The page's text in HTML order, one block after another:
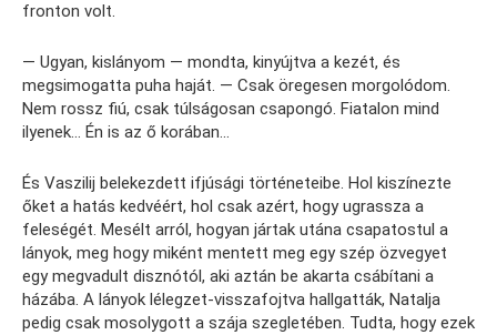
fronton volt.
— Ugyan, kislányom — mondta, kinyújtva a kezét, és
megsimogatta puha haját. — Csak öregesen morgolódom.
Nem rossz fiú, csak túlságosan csapongó. Fiatalon mind
ilyenek… Én is az ő korában…
És Vaszilij belekezdett ifjúsági történeteibe. Hol kiszínezte
őket a hatás kedvéért, hol csak azért, hogy ugrassza a
feleségét. Mesélt arról, hogyan jártak utána csapatostul a
lányok, meg hogy miként mentett meg egy szép özvegyet
egy megvadult disznótól, aki aztán be akarta csábítani a
házába. A lányok lélegzet-visszafojtva hallgatták, Natalja
pedig csak mosolygott a szája szegletében. Tudta, hogy ezek